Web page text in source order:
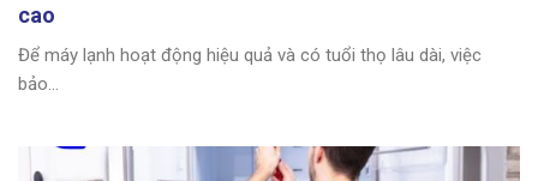
cao
Để máy lạnh hoạt động hiệu quả và có tuổi thọ lâu dài, việc
bảo...